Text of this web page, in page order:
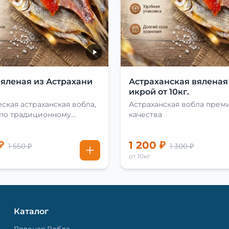
из Астрахани
астраханская вобла,
традиционному
1 550 ₽
Астраханская
икрой от 10кг.
Астраханская вобла
качества
1 200 ₽ 1 300 ₽
от 10кг
Каталог